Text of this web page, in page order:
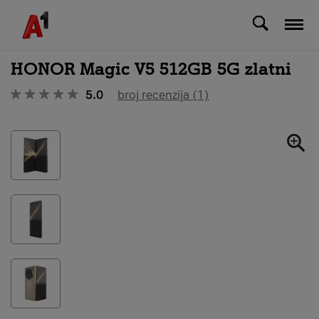
Svi uređaji
HONOR Magic V5 512GB 5G zlatni
5.0 broj recenzija (1)